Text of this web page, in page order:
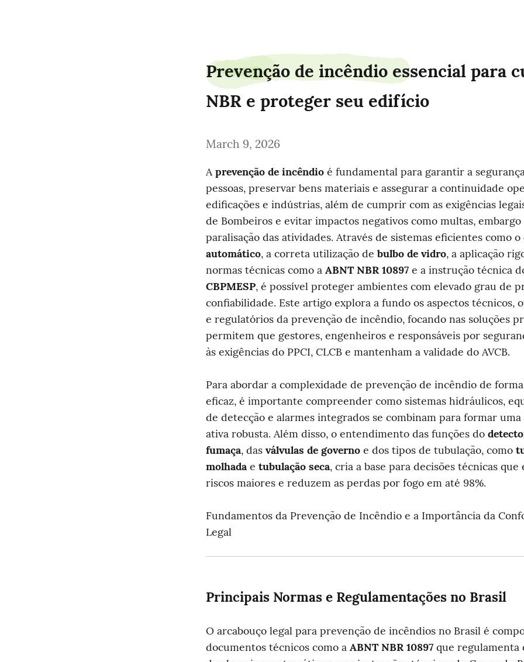
Prevenção de incêndio essencial para
NBR e proteger seu edifício
March 9, 2026
A prevenção de incêndio é fundamental para garantir a
pessoas, preservar bens materiais e assegurar a continuidade
edificações e indústrias, além de cumprir com as exigências
de Bombeiros e evitar impactos negativos como multas, embargo
paralisação das atividades. Através de sistemas eficientes como o
automático, a correta utilização de bulbo de vidro, a aplicação
normas técnicas como a ABNT NBR 10897
CBPMESP, é possível proteger ambientes com elevado grau de
confiabilidade. Este artigo explora a fundo os aspectos técnicos,
e regulatórios da prevenção de incêndio, focando nas soluções
permitem que gestores, engenheiros e responsáveis por
às exigências do PPCI, CLCB e mantenham a validade do AVCB.
Para abordar a complexidade de prevenção de incêndio de
eficaz, é importante compreender como sistemas hidráulicos,
de detecção e alarmes integrados se combinam para formar
ativa robusta. Além disso, o entendimento das funções do
fumaça, das válvulas de governo e dos tipos de tubulação, como
molhada e tubulação seca, cria a base para decisões técnicas que
riscos maiores e reduzem as perdas por fogo em até 98%.
Fundamentos da Prevenção de Incêndio e a Importância da
Legal
Principais Normas e Regulamentações no Brasil
O arcabouço legal para prevenção de incêndios no Brasil é
documentos técnicos como a ABNT NBR 10897 que regulamenta